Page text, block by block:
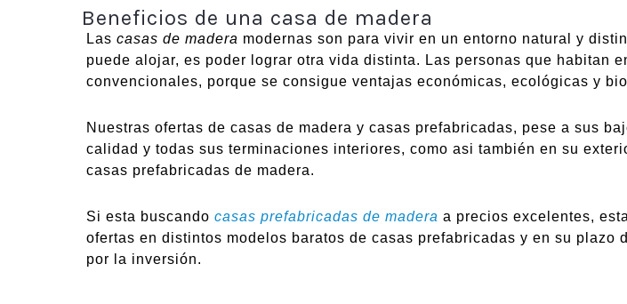
Beneficios de una casa de madera
Las casas de madera modernas son para vivir en un entorno natural y
puede alojar, es poder lograr otra vida distinta. Las personas que habitan
convencionales, porque se consigue ventajas económicas, ecológicas y
Nuestras ofertas de casas de madera y casas prefabricadas, pese a sus
calidad y todas sus terminaciones interiores, como asi también en su
casas prefabricadas de madera.
Si esta buscando casas prefabricadas de madera a precios excelentes,
ofertas en distintos modelos baratos de casas prefabricadas y en su
por la inversión.